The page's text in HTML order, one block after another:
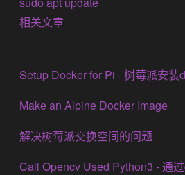
相关文章
Setup Docker for Pi - 树莓派安装
Make an Alpine Docker Image
解决树莓派交换空间的问题
Call Opencv Used Python3 - 通